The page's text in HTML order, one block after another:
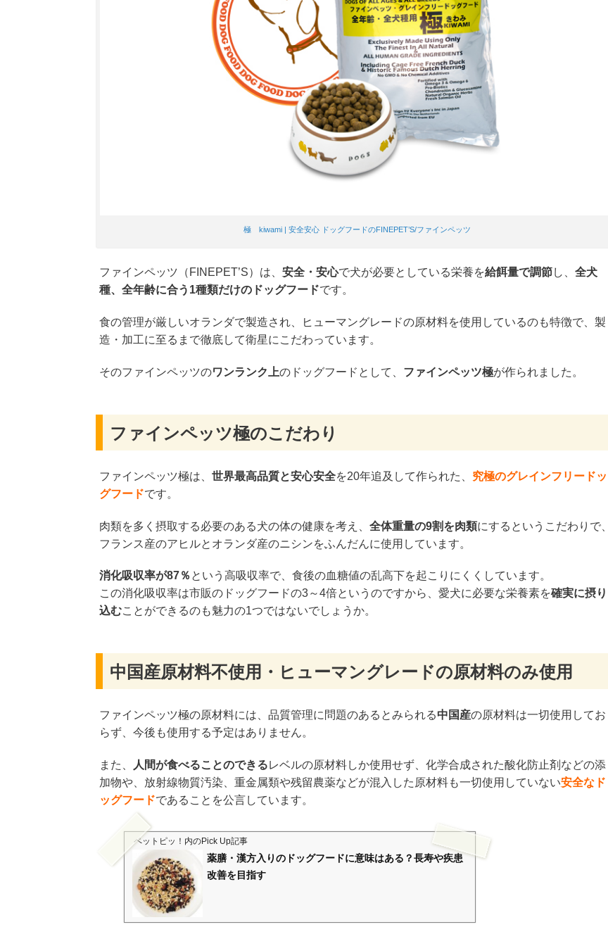
極 kiwami | 安全安心 ドッグフードのFINEPET’S/ファインペッツ
ファインペッツ（FINEPET’S）は、 安全・安心で犬が必要としている栄養を給餌量で調節し、 全犬
種、全年齢に合う1種類だけのドッグフードです。
食の管理が厳しいオランダで製造され、ヒューマングレードの原材料を使用しているのも特徴で、製
造・加工に至るまで徹底して衛星にこだわっています。
そのファインペッツのワンランク上のドッグフードとして、 ファインペッツ極が作られました。
ファインペッツ極のこだわり
ファインペッツ極は、 世界最高品質と安心安全を20年追及して作られた、 究極のグレインフリードッ
グフードです。
肉類を多く摂取する必要のある犬の体の健康を考え、 全体重量の9割を肉類にするというこだわりで、
フランス産のアヒルとオランダ産のニシンをふんだんに使用しています。
消化吸収率が87％ という高吸収率で、食後の血糖値の乱高下を起こりにくくしています。
この消化吸収率は市販のドッグフードの3～4倍というのですから、愛犬に必要な栄養素を確実に摂り
込むことができるのも魅力の1つではないでしょうか。
中国産原材料不使用・ヒューマングレードの原材料のみ使用
ファインペッツ極の原材料には、品質管理に問題のあるとみられる中国産の原材料は一切使用してお
らず、今後も使用する予定はありません。
また、 人間が食べることのできるレベルの原材料しか使用せず、化学合成された酸化防止剤などの添
加物や、放射線物質汚染、重金属類や残留農薬などが混入した原材料も一切使用していない安全なド
ッグフードであることを公言しています。
ペットピッ！ 内のPick Up記事
薬膳・漢方入りのドッグフードに意味はある？長寿や疾患
改善を目指す